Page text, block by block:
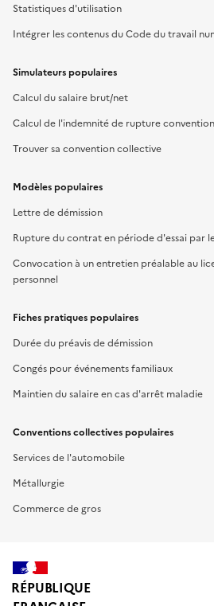
Statistiques d'utilisation
Intégrer les contenus du Code du travail
Simulateurs populaires
Calcul du salaire brut/net
Calcul de l'indemnité de rupture
Trouver sa convention collective
Modèles populaires
Lettre de démission
Rupture du contrat en période d'essai par
Convocation à un entretien préalable au
personnel
Fiches pratiques populaires
Durée du préavis de démission
Congés pour événements familiaux
Maintien du salaire en cas d'arrêt maladie
Conventions collectives populaires
Services de l'automobile
Métallurgie
Commerce de gros
RÉPUBLIQUE